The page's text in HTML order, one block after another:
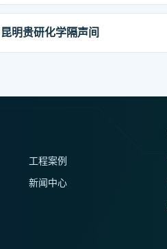
昆明贵研化学隔声间
工程案例
新闻中心